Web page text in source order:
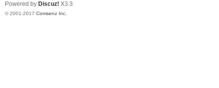
Powered by Discuz! X3.3
© 2001-2017 Comsenz Inc.